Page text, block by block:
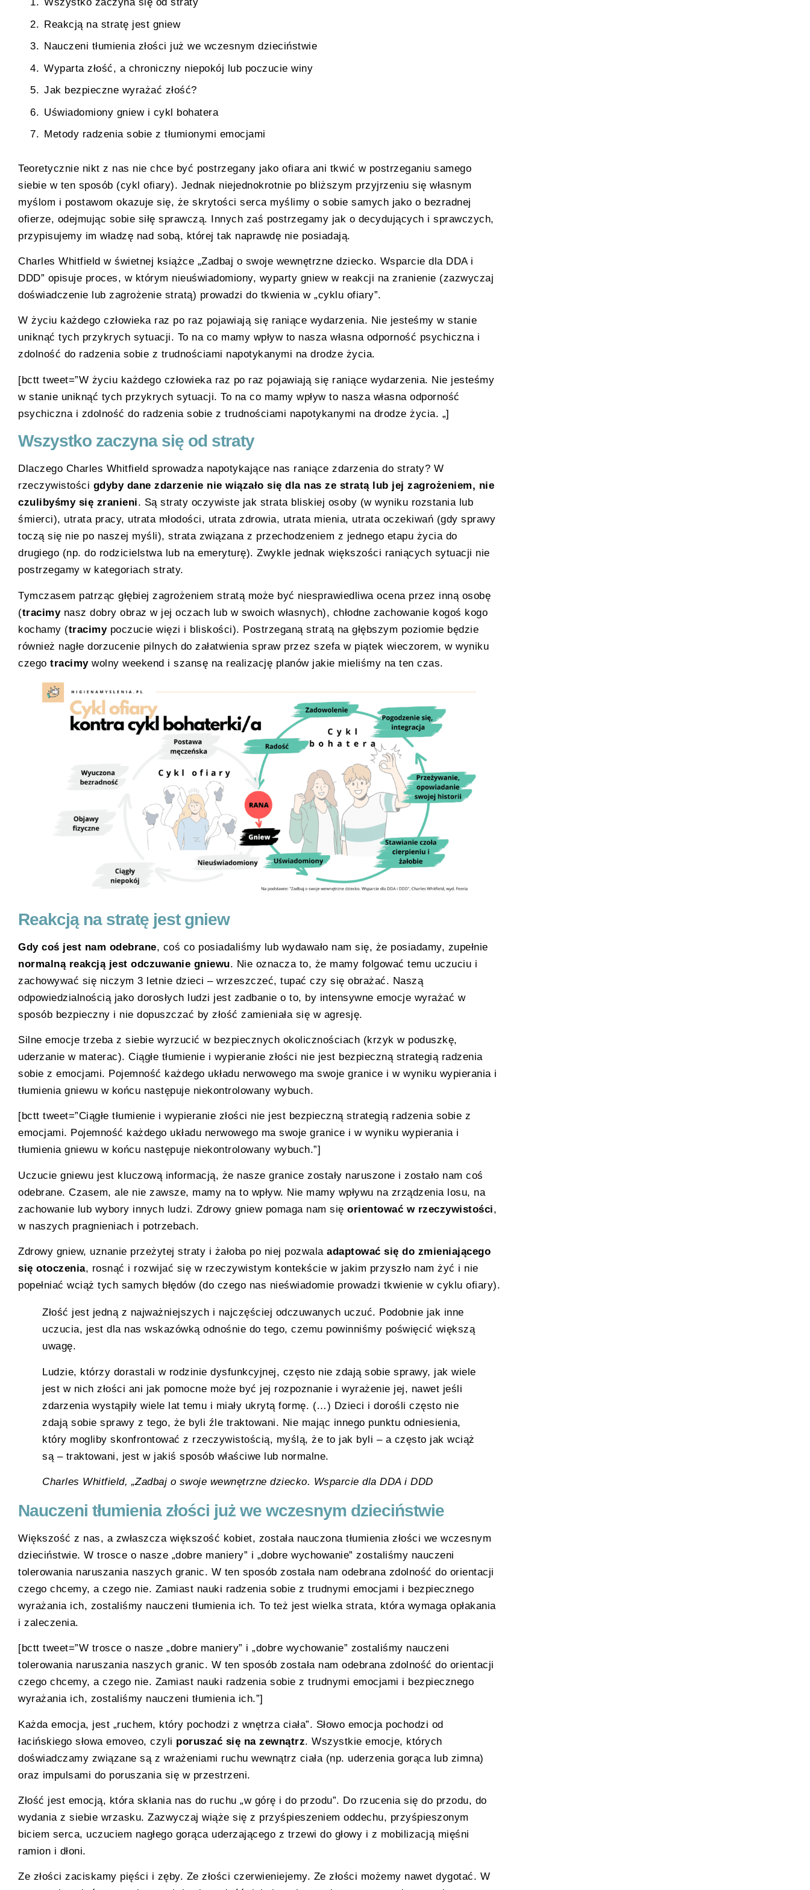
Reakcją na stratę jest gniew
Nauczeni tłumienia złości już we wczesnym dzieciństwie
Wyparta złość, a chroniczny niepokój lub poczucie winy
Jak bezpieczne wyrażać złość?
Uświadomiony gniew i cykl bohatera
Metody radzenia sobie z tłumionymi emocjami
Teoretycznie nikt z nas nie chce być postrzegany jako ofiara ani tkwić w postrzeganiu samego
siebie w ten sposób (cykl ofiary). Jednak niejednokrotnie po bliższym przyjrzeniu się własnym
myślom i postawom okazuje się, że skrytości serca myślimy o sobie samych jako o bezradnej
ofierze, odejmując sobie siłę sprawczą. Innych zaś postrzegamy jak o decydujących i sprawczych,
przypisujemy im władzę nad sobą, której tak naprawdę nie posiadają.
Charles Whitfield w świetnej książce „Zadbaj o swoje wewnętrzne dziecko. Wsparcie dla DDA i
DDD” opisuje proces, w którym nieuświadomiony, wyparty gniew w reakcji na zranienie (zazwyczaj
doświadczenie lub zagrożenie stratą) prowadzi do tkwienia w „cyklu ofiary”.
W życiu każdego człowieka raz po raz pojawiają się raniące wydarzenia. Nie jesteśmy w stanie
uniknąć tych przykrych sytuacji. To na co mamy wpływ to nasza własna odporność psychiczna i
zdolność do radzenia sobie z trudnościami napotykanymi na drodze życia.
[bctt tweet=”W życiu każdego człowieka raz po raz pojawiają się raniące wydarzenia. Nie jesteśmy
w stanie uniknąć tych przykrych sytuacji. To na co mamy wpływ to nasza własna odporność
psychiczna i zdolność do radzenia sobie z trudnościami napotykanymi na drodze życia. „]
Wszystko zaczyna się od straty
Dlaczego Charles Whitfield sprowadza napotykające nas raniące zdarzenia do straty? W
rzeczywistości gdyby dane zdarzenie nie wiązało się dla nas ze stratą lub jej zagrożeniem, nie
czulibyśmy się zranieni. Są straty oczywiste jak strata bliskiej osoby (w wyniku rozstania lub
śmierci), utrata pracy, utrata młodości, utrata zdrowia, utrata mienia, utrata oczekiwań (gdy sprawy
toczą się nie po naszej myśli), strata związana z przechodzeniem z jednego etapu życia do
drugiego (np. do rodzicielstwa lub na emeryturę). Zwykle jednak większości raniących sytuacji nie
postrzegamy w kategoriach straty.
Tymczasem patrząc głębiej zagrożeniem stratą może być niesprawiedliwa ocena przez inną osobę
(tracimynasz dobry obraz w jej oczach lub w swoich własnych), chłodne zachowanie kogoś kogo
kochamy (tracimypoczucie więzi i bliskości). Postrzeganą stratą na głębszym poziomie będzie
również nagłe dorzucenie pilnych do załatwienia spraw przez szefa w piątek wieczorem, w wyniku
czego tracimywolny weekend i szansę na realizację planów jakie mieliśmy na ten czas.
Reakcją na stratę jest gniew
Gdy coś jest nam odebrane, coś co posiadaliśmy lub wydawało nam się, że posiadamy, zupełnie
normalną reakcją jest odczuwanie gniewu. Nie oznacza to, że mamy folgować temu uczuciu i
zachowywać się niczym 3 letnie dzieci – wrzeszczeć, tupać czy się obrażać. Naszą
odpowiedzialnością jako dorosłych ludzi jest zadbanie o to, by intensywne emocje wyrażać w
sposób bezpieczny i nie dopuszczać by złość zamieniała się w agresję.
Silne emocje trzeba z siebie wyrzucić w bezpiecznych okolicznościach (krzyk w poduszkę,
uderzanie w materac). Ciągłe tłumienie i wypieranie złości nie jest bezpieczną strategią radzenia
sobie z emocjami. Pojemność każdego układu nerwowego ma swoje granice i w wyniku wypierania i
tłumienia gniewu w końcu następuje niekontrolowany wybuch.
[bctt tweet=”Ciągłe tłumienie i wypieranie złości nie jest bezpieczną strategią radzenia sobie z
emocjami. Pojemność każdego układu nerwowego ma swoje granice i w wyniku wypierania i
tłumienia gniewu w końcu następuje niekontrolowany wybuch.”]
Uczucie gniewu jest kluczową informacją, że nasze granice zostały naruszone i zostało nam coś
odebrane. Czasem, ale nie zawsze, mamy na to wpływ. Nie mamy wpływu na zrządzenia losu, na
zachowanie lub wybory innych ludzi. Zdrowy gniew pomaga nam się orientować w rzeczywistości,
w naszych pragnieniach i potrzebach.
Zdrowy gniew, uznanie przeżytej straty i żałoba po niej pozwala adaptować się do zmieniającego
się otoczenia, rosnąć i rozwijać się w rzeczywistym kontekście w jakim przyszło nam żyć i nie
popełniać wciąż tych samych błędów (do czego nas nieświadomie prowadzi tkwienie w cyklu ofiary).
Złość jest jedną z najważniejszych i najczęściej odczuwanych uczuć. Podobnie jak inne
uczucia, jest dla nas wskazówką odnośnie do tego, czemu powinniśmy poświęcić większą
uwagę.
Ludzie, którzy dorastali w rodzinie dysfunkcyjnej, często nie zdają sobie sprawy, jak wiele
jest w nich złości ani jak pomocne może być jej rozpoznanie i wyrażenie jej, nawet jeśli
zdarzenia wystąpiły wiele lat temu i miały ukrytą formę. (…) Dzieci i dorośli często nie
zdają sobie sprawy z tego, że byli źle traktowani. Nie mając innego punktu odniesienia,
który mogliby skonfrontować z rzeczywistością, myślą, że to jak byli – a często jak wciąż
są – traktowani, jest w jakiś sposób właściwe lub normalne.
Charles Whitfield, „Zadbaj o swoje wewnętrzne dziecko. Wsparcie dla DDA i DDD
Nauczeni tłumienia złości już we wczesnym dzieciństwie
Większość z nas, a zwłaszcza większość kobiet, została nauczona tłumienia złości we wczesnym
dzieciństwie. W trosce o nasze „dobre maniery” i „dobre wychowanie” zostaliśmy nauczeni
tolerowania naruszania naszych granic. W ten sposób została nam odebrana zdolność do orientacji
czego chcemy, a czego nie. Zamiast nauki radzenia sobie z trudnymi emocjami i bezpiecznego
wyrażania ich, zostaliśmy nauczeni tłumienia ich. To też jest wielka strata, która wymaga opłakania
i zaleczenia.
[bctt tweet=”W trosce o nasze „dobre maniery” i „dobre wychowanie” zostaliśmy nauczeni
tolerowania naruszania naszych granic. W ten sposób została nam odebrana zdolność do orientacji
czego chcemy, a czego nie. Zamiast nauki radzenia sobie z trudnymi emocjami i bezpiecznego
wyrażania ich, zostaliśmy nauczeni tłumienia ich.”]
Każda emocja, jest „ruchem, który pochodzi z wnętrza ciała”. Słowo emocja pochodzi od
łacińskiego słowa emoveo, czyli poruszać się na zewnątrz. Wszystkie emocje, których
doświadczamy związane są z wrażeniami ruchu wewnątrz ciała (np. uderzenia gorąca lub zimna)
oraz impulsami do poruszania się w przestrzeni.
Złość jest emocją, która skłania nas do ruchu „w górę i do przodu”. Do rzucenia się do przodu, do
wydania z siebie wrzasku. Zazwyczaj wiąże się z przyśpieszeniem oddechu, przyśpieszonym
biciem serca, uczuciem nagłego gorąca uderzającego z trzewi do głowy i z mobilizacją mięśni
ramion i dłoni.
Ze złości zaciskamy pięści i zęby. Ze złości czerwieniejemy. Ze złości możemy nawet dygotać. W